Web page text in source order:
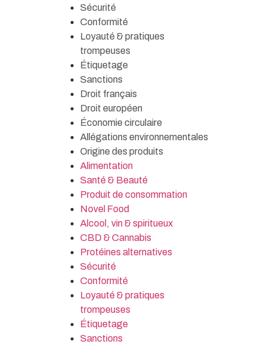
Sécurité
Conformité
Loyauté & pratiques
trompeuses
Étiquetage
Sanctions
Droit français
Droit européen
Économie circulaire
Allégations environnementales
Origine des produits
Alimentation
Santé & Beauté
Produit de consommation
Novel Food
Alcool, vin & spiritueux
CBD & Cannabis
Protéines alternatives
Sécurité
Conformité
Loyauté & pratiques
trompeuses
Étiquetage
Sanctions